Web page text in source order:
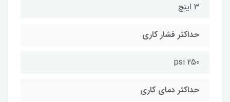
3 اینچ
حداکثر فشار کاری
250 psi
حداکثر دمای کاری